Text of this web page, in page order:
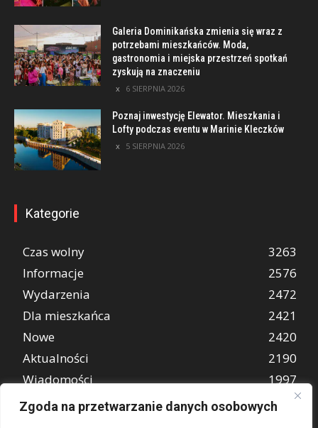
Zgoda na przetwarzanie danych osobowych
Galeria Dominikańska zmienia się wraz z
potrzebami mieszkańców. Moda,
gastronomia i miejska przestrzeń spotkań
zyskują na znaczeniu
6 SIERPNIA 2026
Poznaj inwestycję Elewator. Mieszkania i
Lofty podczas eventu w Marinie Kleczków
5 SIERPNIA 2026
Kategorie
Czas wolny
3263
Informacje
2576
Wydarzenia
2472
Dla mieszkańca
2421
Nowe
2420
Aktualności
2190
Wiadomości
1997
REKLAMA
849